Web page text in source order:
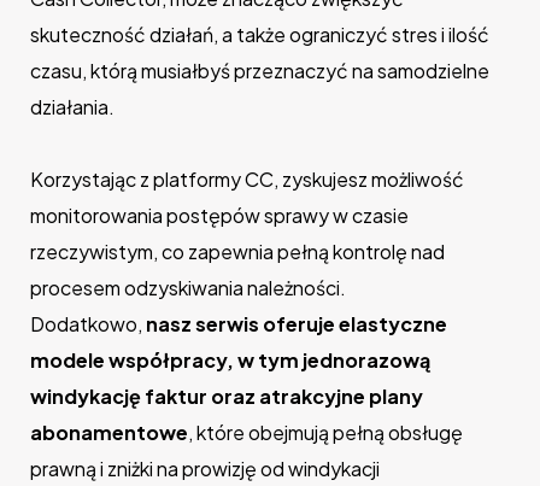
skuteczność działań, a także ograniczyć stres i ilość
czasu, którą musiałbyś przeznaczyć na samodzielne
działania.
Korzystając z platformy CC, zyskujesz możliwość
monitorowania postępów sprawy w czasie
rzeczywistym, co zapewnia pełną kontrolę nad
procesem odzyskiwania należności.
Dodatkowo, nasz serwis oferuje elastyczne
modele współpracy, w tym jednorazową
windykację faktur oraz atrakcyjne plany
abonamentowe, które obejmują pełną obsługę
prawną i zniżki na prowizję od windykacji